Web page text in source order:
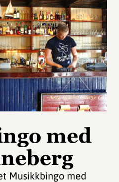
med
Musikkbingo med